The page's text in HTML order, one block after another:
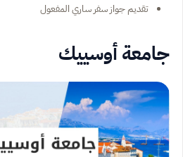
تقديم جواز سفر ساري المفعول
جامعة أوسييك